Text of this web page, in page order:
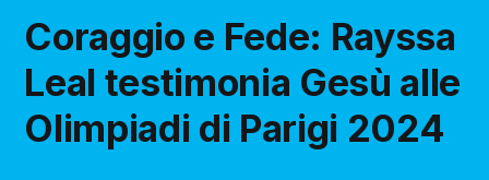
Coraggio e Fede: Rayssa
Leal testimonia Gesù alle
Olimpiadi di Parigi 2024